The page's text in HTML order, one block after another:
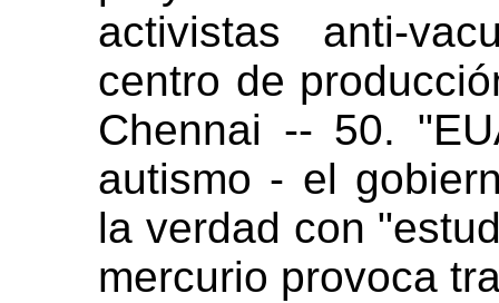
activistas anti-
centro de
Chennai -- 50.
autismo - el
la verdad con
mercurio provoca